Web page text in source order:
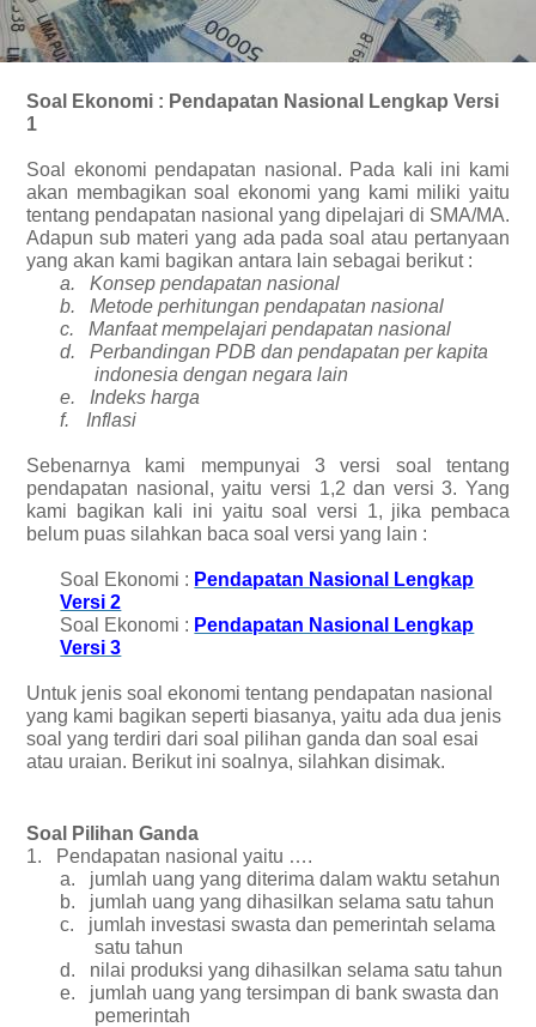
Soal Ekonomi : Pendapatan Nasional Lengkap Versi
1
Soal ekonomi pendapatan nasional. Pada kali ini kami
akan membagikan soal ekonomi yang kami miliki yaitu
tentang pendapatan nasional yang dipelajari di SMA/MA.
Adapun sub materi yang ada pada soal atau pertanyaan
yang akan kami bagikan antara lain sebagai berikut :
a.
Konsep pendapatan nasional
b.
Metode perhitungan pendapatan nasional
c.
Manfaat mempelajari pendapatan nasional
d.
Perbandingan PDB dan pendapatan per kapita
indonesia dengan negara lain
e.
Indeks harga
f.
Inflasi
Sebenarnya kami mempunyai 3 versi soal tentang
pendapatan nasional, yaitu versi 1,2 dan versi 3. Yang
kami bagikan kali ini yaitu soal versi 1, jika pembaca
belum puas silahkan baca soal versi yang lain :
Soal Ekonomi : Pendapatan Nasional Lengkap
Versi 2
Soal Ekonomi : Pendapatan Nasional Lengkap
Versi 3
Untuk jenis soal ekonomi tentang pendapatan nasional
yang kami bagikan seperti biasanya, yaitu ada dua jenis
soal yang terdiri dari soal pilihan ganda dan soal esai
atau uraian. Berikut ini soalnya, silahkan disimak.
Soal Pilihan Ganda
1.
Pendapatan nasional yaitu ….
a.
jumlah uang yang diterima dalam waktu setahun
b.
jumlah uang yang dihasilkan selama satu tahun
c.
jumlah investasi swasta dan pemerintah selama
satu tahun
d.
nilai produksi yang dihasilkan selama satu tahun
e.
jumlah uang yang tersimpan di bank swasta dan
pemerintah